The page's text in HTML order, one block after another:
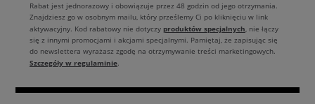
Rabat jest jednorazowy i obowiązuje przez 48 godzin od jego otrzymania.
Znajdziesz go w osobnym mailu, który prześlemy Ci po kliknięciu w link
aktywacyjny. Kod rabatowy nie dotyczy produktów specjalnych, nie łączy
się z innymi promocjami i akcjami specjalnymi. Pamiętaj, że zapisując się
do newslettera wyrażasz zgodę na otrzymywanie treści marketingowych.
Szczegóły w regulaminie.